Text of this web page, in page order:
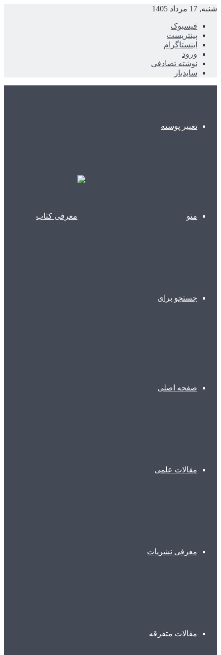
شنبه, 17 مرداد 1405
فیسبوک
پینتریست
اینستاگرام
ورود
نوشته تصادفی
سایدبار
تغییر پوسته
منو
جستجو برای
صفحه اصلی
مقالات علمی
معرفی نشریات
مقالات متفرقه